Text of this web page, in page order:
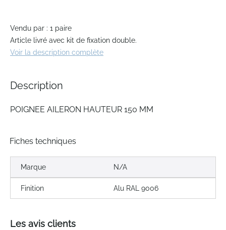
Vendu par : 1 paire
Article livré avec kit de fixation double.
Voir la description complète
Description
POIGNEE AILERON HAUTEUR 150 MM
Fiches techniques
Marque N/A
Finition Alu RAL 9006
Les avis clients